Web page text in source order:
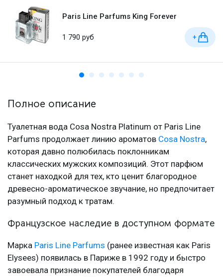
Paris Line Parfums King Forever
1 790 руб +
Полное описание
Туалетная вода Cosa Nostra Platinum от Paris Line
Parfums продолжает линию ароматов Cosa Nostra,
которая давно полюбилась поклонникам
классических мужских композиций. Этот парфюм
станет находкой для тех, кто ценит благородное
древесно-ароматическое звучание, но предпочитает
разумный подход к тратам.
Французское наследие в доступном формате
Марка Paris Line Parfums (ранее известная как Paris
Elysees) появилась в Париже в 1992 году и быстро
завоевала признание покупателей благодаря